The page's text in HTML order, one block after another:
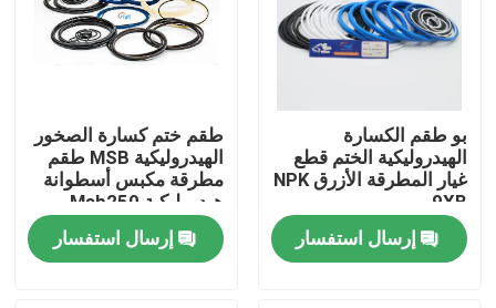
منزل
منتجات
بو طقم الكسارة
الهيدروليكية الختم قطع
غيار المطرقة الأزرق NPK
9XB
إرسال استفسار
طقم ختم كسارة الصخور
الهيدروليكية MSB طقم
مطرقة مكبس أسطوانة
هيدروليكية Msb250
إرسال استفسار